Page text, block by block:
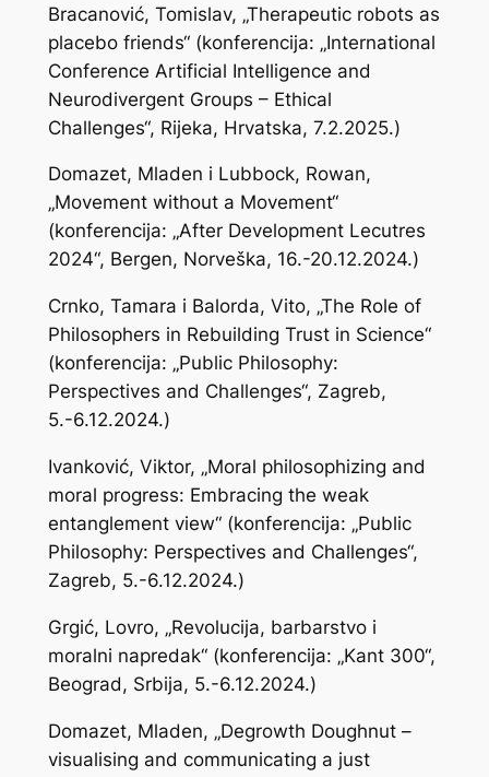
Bracanović, Tomislav, „Therapeutic robots as
placebo friends“ (konferencija: „International
Conference Artificial Intelligence and
Neurodivergent Groups – Ethical
Challenges“, Rijeka, Hrvatska, 7.2.2025.)
Domazet, Mladen i Lubbock, Rowan,
„Movement without a Movement“
(konferencija: „After Development Lecutres
2024“, Bergen, Norveška, 16.-20.12.2024.)
Crnko, Tamara i Balorda, Vito, „The Role of
Philosophers in Rebuilding Trust in Science“
(konferencija: „Public Philosophy:
Perspectives and Challenges“, Zagreb,
5.-6.12.2024.)
Ivanković, Viktor, „Moral philosophizing and
moral progress: Embracing the weak
entanglement view“ (konferencija: „Public
Philosophy: Perspectives and Challenges“,
Zagreb, 5.-6.12.2024.)
Grgić, Lovro, „Revolucija, barbarstvo i
moralni napredak“ (konferencija: „Kant 300“,
Beograd, Srbija, 5.-6.12.2024.)
Domazet, Mladen, „Degrowth Doughnut –
visualising and communicating a just